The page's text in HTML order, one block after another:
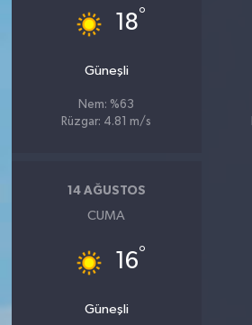
18°
Güneşli
Nem: %63
Rüzgar: 4.81 m/s
14 AĞUSTOS
CUMA
16°
Güneşli